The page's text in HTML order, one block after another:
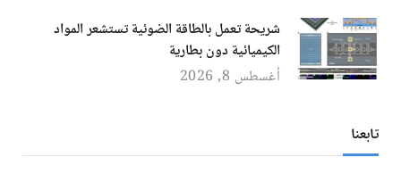
شريحة تعمل بالطاقة الضوئية تستشعر المواد
الكيميائية دون بطارية
أغسطس 8, 2026
تابعنا